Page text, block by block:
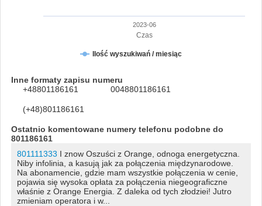
Czas
Ilość wyszukiwań / miesiąc
2023-06
Inne formaty zapisu numeru
+48801186161
0048801186161
(+48)801186161
Ostatnio komentowane numery telefonu podobne do
801186161
801111333 I znow Oszuści z Orange, odnoga energetyczna.
Niby infolinia, a kasują jak za połączenia międzynarodowe.
Na abonamencie, gdzie mam wszystkie połączenia w cenie,
pojawia się wysoka opłata za połączenia niegeograficzne
właśnie z Orange Energia. Z daleka od tych złodziei! Jutro
zmieniam operatora i w...